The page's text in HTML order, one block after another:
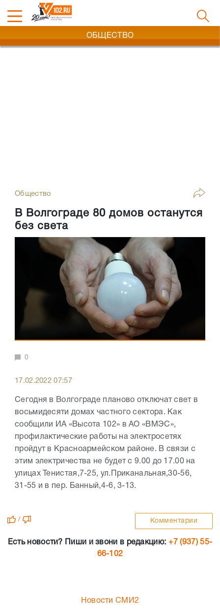
ОБЩЕСТВО
Общество
В Волгограде 80 домов останутся
без света
0
17.02.2022 07:57
Сегодня в Волгограде планово отключат свет в
восьмидесяти домах частного сектора. Как
сообщили ИА «Высота 102» в АО «ВМЭС»,
профилактические работы на электросетях
пройдут в Красноармейском районе. В связи с
этим электричества не будет c 9.00 до 17.00 на
улицах Тенистая,7-25, ул.Приканальная,30-56,
31-55 и в пер. Банный,4-6, 3-13.
/ Комментарии
Есть новости? Пиши и звони в редакцию: +7 (937) 55-
66-102
Новости СМИ2